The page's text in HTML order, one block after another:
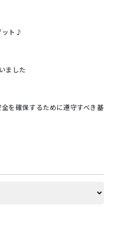
ット♪
ました
を確保するために遵守すべき基